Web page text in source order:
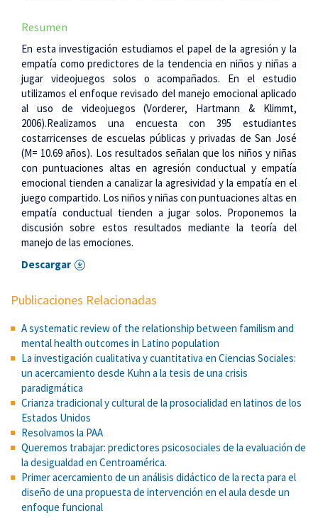
Resumen
En esta investigación estudiamos el papel de la agresión y la
empatía como predictores de la tendencia en niños y niñas a
jugar videojuegos solos o acompañados. En el estudio
utilizamos el enfoque revisado del manejo emocional aplicado
al uso de videojuegos (Vorderer, Hartmann & Klimmt,
2006).Realizamos una encuesta con 395 estudiantes
costarricenses de escuelas públicas y privadas de San José
(M= 10.69 años). Los resultados señalan que los niños y niñas
con puntuaciones altas en agresión conductual y empatía
emocional tienden a canalizar la agresividad y la empatía en el
juego compartido. Los niños y niñas con puntuaciones altas en
empatía conductual tienden a jugar solos. Proponemos la
discusión sobre estos resultados mediante la teoría del
manejo de las emociones.
Descargar
Publicaciones Relacionadas
A systematic review of the relationship between familism and
mental health outcomes in Latino population
La investigación cualitativa y cuantitativa en Ciencias Sociales:
un acercamiento desde Kuhn a la tesis de una crisis
paradigmática
Crianza tradicional y cultural de la prosocialidad en latinos de los
Estados Unidos
Resolvamos la PAA
Queremos trabajar: predictores psicosociales de la evaluación de
la desigualdad en Centroamérica.
Primer acercamiento de un análisis didáctico de la recta para el
diseño de una propuesta de intervención en el aula desde un
enfoque funcional